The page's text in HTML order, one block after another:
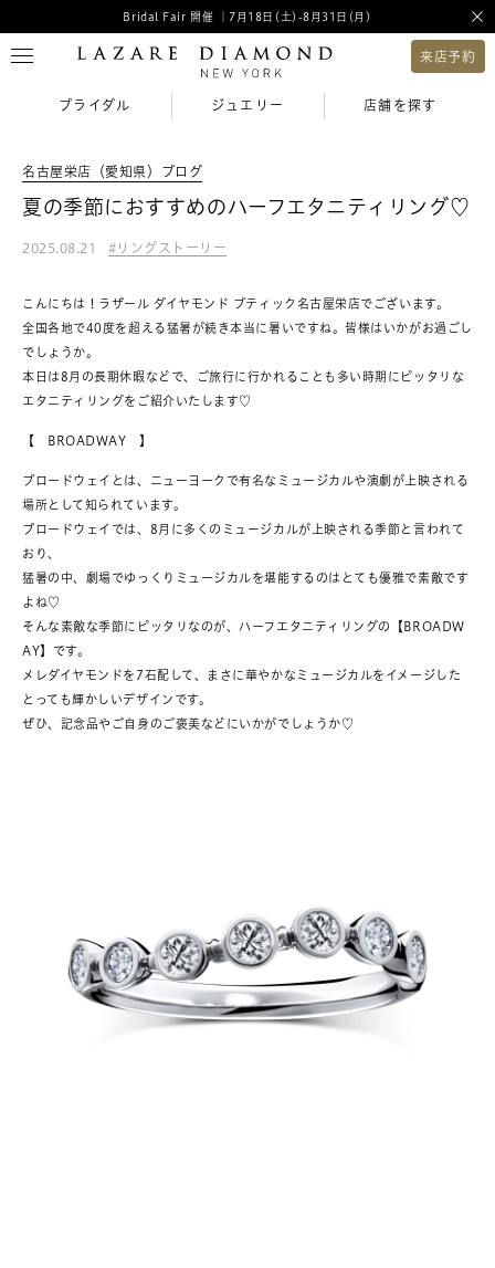
Bridal Fair 開催 ｜7月18日(土)-8月31日(月)
来店予約
ブライダル ジュエリー 店舗を探す
名古屋栄店（愛知県）ブログ
夏の季節におすすめのハーフエタニティリング♡
2025.08.21 リングストーリー
こんにちは！ラザール ダイヤモンド ブティック名古屋栄店でございます。
全国各地で40度を超える猛暑が続き本当に暑いですね。皆様はいかがお過ごし
でしょうか。
本日は8月の長期休暇などで、ご旅行に行かれることも多い時期にピッタリな
エタニティリングをご紹介いたします♡
【 BROADWAY 】
ブロードウェイとは、ニューヨークで有名なミュージカルや演劇が上映される
場所として知られています。
ブロードウェイでは、8月に多くのミュージカルが上映される季節と言われて
おり、
猛暑の中、劇場でゆっくりミュージカルを堪能するのはとても優雅で素敵です
よね♡
そんな素敵な季節にピッタリなのが、ハーフエタニティリングの【BROADW
AY】です。
メレダイヤモンドを7石配して、まさに華やかなミュージカルをイメージした
とっても輝かしいデザインです。
ぜひ、記念品やご自身のご褒美などにいかがでしょうか♡